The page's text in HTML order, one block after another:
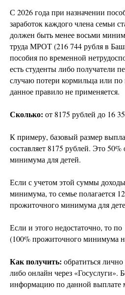
С 2026 года при назначении
заработок каждого члена семьи
должен быть менее восьми
труда МРОТ (216 744 рубля в
пособия по временной
есть студенты либо получатели
случаю потери кормильца или
данное правило не применяется.
Сколько: от 8175 рублей до 16
К примеру, базовый размер
составляет 8175 рублей. Это
минимума для детей.
Если с учетом этой суммы
минимума, то семье полагается
прожиточного минимума для
Если и этого недостаточно, то
(100% прожиточного минимума
Как получить: обратиться
либо онлайн через «Госуслуги».
информацию по данной выплате